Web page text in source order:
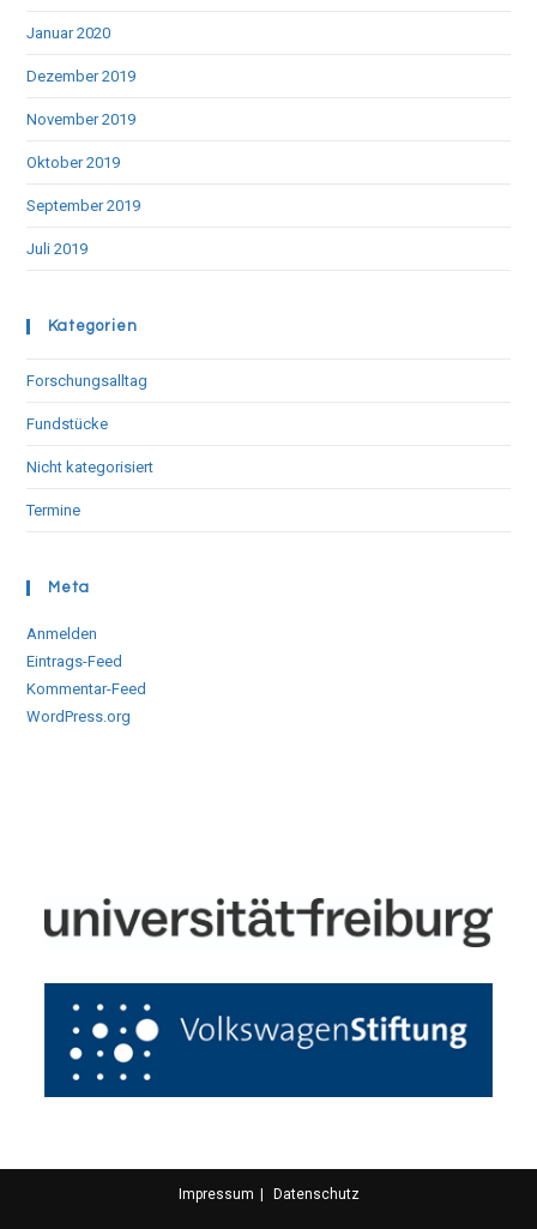
Januar 2020
Dezember 2019
November 2019
Oktober 2019
September 2019
Juli 2019
Kategorien
Forschungsalltag
Fundstücke
Nicht kategorisiert
Termine
Meta
Anmelden
Eintrags-Feed
Kommentar-Feed
WordPress.org
Impressum Datenschutz